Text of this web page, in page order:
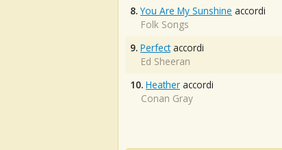
8. You Are My Sunshine accordi
Folk Songs
9. Perfectaccordi
Ed Sheeran
10. Heather accordi
Conan Gray